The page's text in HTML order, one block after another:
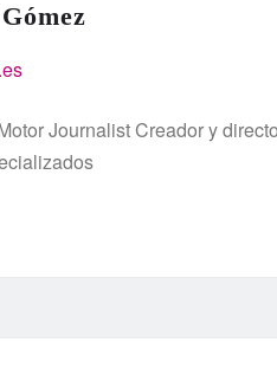
Journalist Creador y